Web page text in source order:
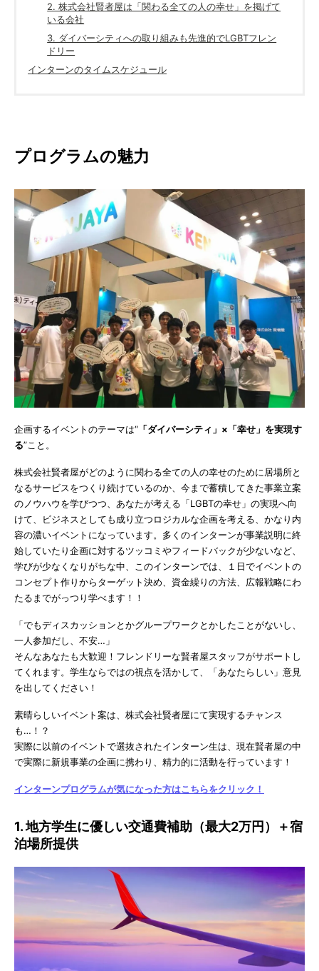
2. 株式会社賢者屋は「関わる全ての人の幸せ」を掲げて
いる会社
3. ダイバーシティへの取り組みも先進的でLGBTフレン
ドリー
インターンのタイムスケジュール
プログラムの魅力
企画するイベントのテーマは“ 「ダイバーシティ」×「幸せ」を実現す
る”こと。
株式会社賢者屋がどのように関わる全ての人の幸せのために居場所と
なるサービスをつくり続けているのか、今まで蓄積してきた事業立案
のノウハウを学びつつ、あなたが考える「LGBTの幸せ」の実現へ向
けて、ビジネスとしても成り立つロジカルな企画を考える、かなり内
容の濃いイベントになっています。多くのインターンが事業説明に終
始していたり企画に対するツッコミやフィードバックが少ないなど、
学びが少なくなりがちな中、このインターンでは、１日でイベントの
コンセプト作りからターゲット決め、資金繰りの方法、広報戦略にわ
たるまでがっつり学べます！！
「でもディスカッションとかグループワークとかしたことがないし、
一人参加だし、不安…」
そんなあなたも大歓迎！フレンドリーな賢者屋スタッフがサポートし
てくれます。学生ならではの視点を活かして、「あなたらしい」意見
を出してください！
素晴らしいイベント案は、株式会社賢者屋にて実現するチャンス
も…！？
実際に以前のイベントで選抜されたインターン生は、現在賢者屋の中
で実際に新規事業の企画に携わり、精力的に活動を行っています！
インターンプログラムが気になった方はこちらをクリック！
1. 地方学生に優しい交通費補助（最大2万円）＋宿
泊場所提供